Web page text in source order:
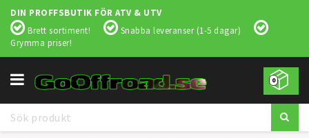
DIN PROFFSBUTIK FÖR ATV & UTV
Brett sortiment!
Snabba leveranser (1-5 dagar)
Grymma priser!
0
Toggle
navigation